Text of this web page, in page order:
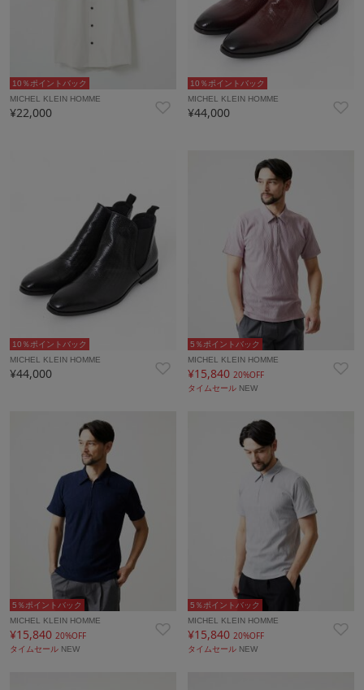
10％ポイントバック
MICHEL KLEIN HOMME
¥22,000
10％ポイントバック
MICHEL KLEIN HOMME
¥44,000
10％ポイントバック
MICHEL KLEIN HOMME
¥44,000
5％ポイントバック
MICHEL KLEIN HOMME
¥15,84020%OFF
タイムセール NEW
5％ポイントバック
MICHEL KLEIN HOMME
¥15,840 20%OFF
タイムセール NEW
5％ポイントバック
MICHEL KLEIN HOMME
¥15,84020%OFF
タイムセール NEW